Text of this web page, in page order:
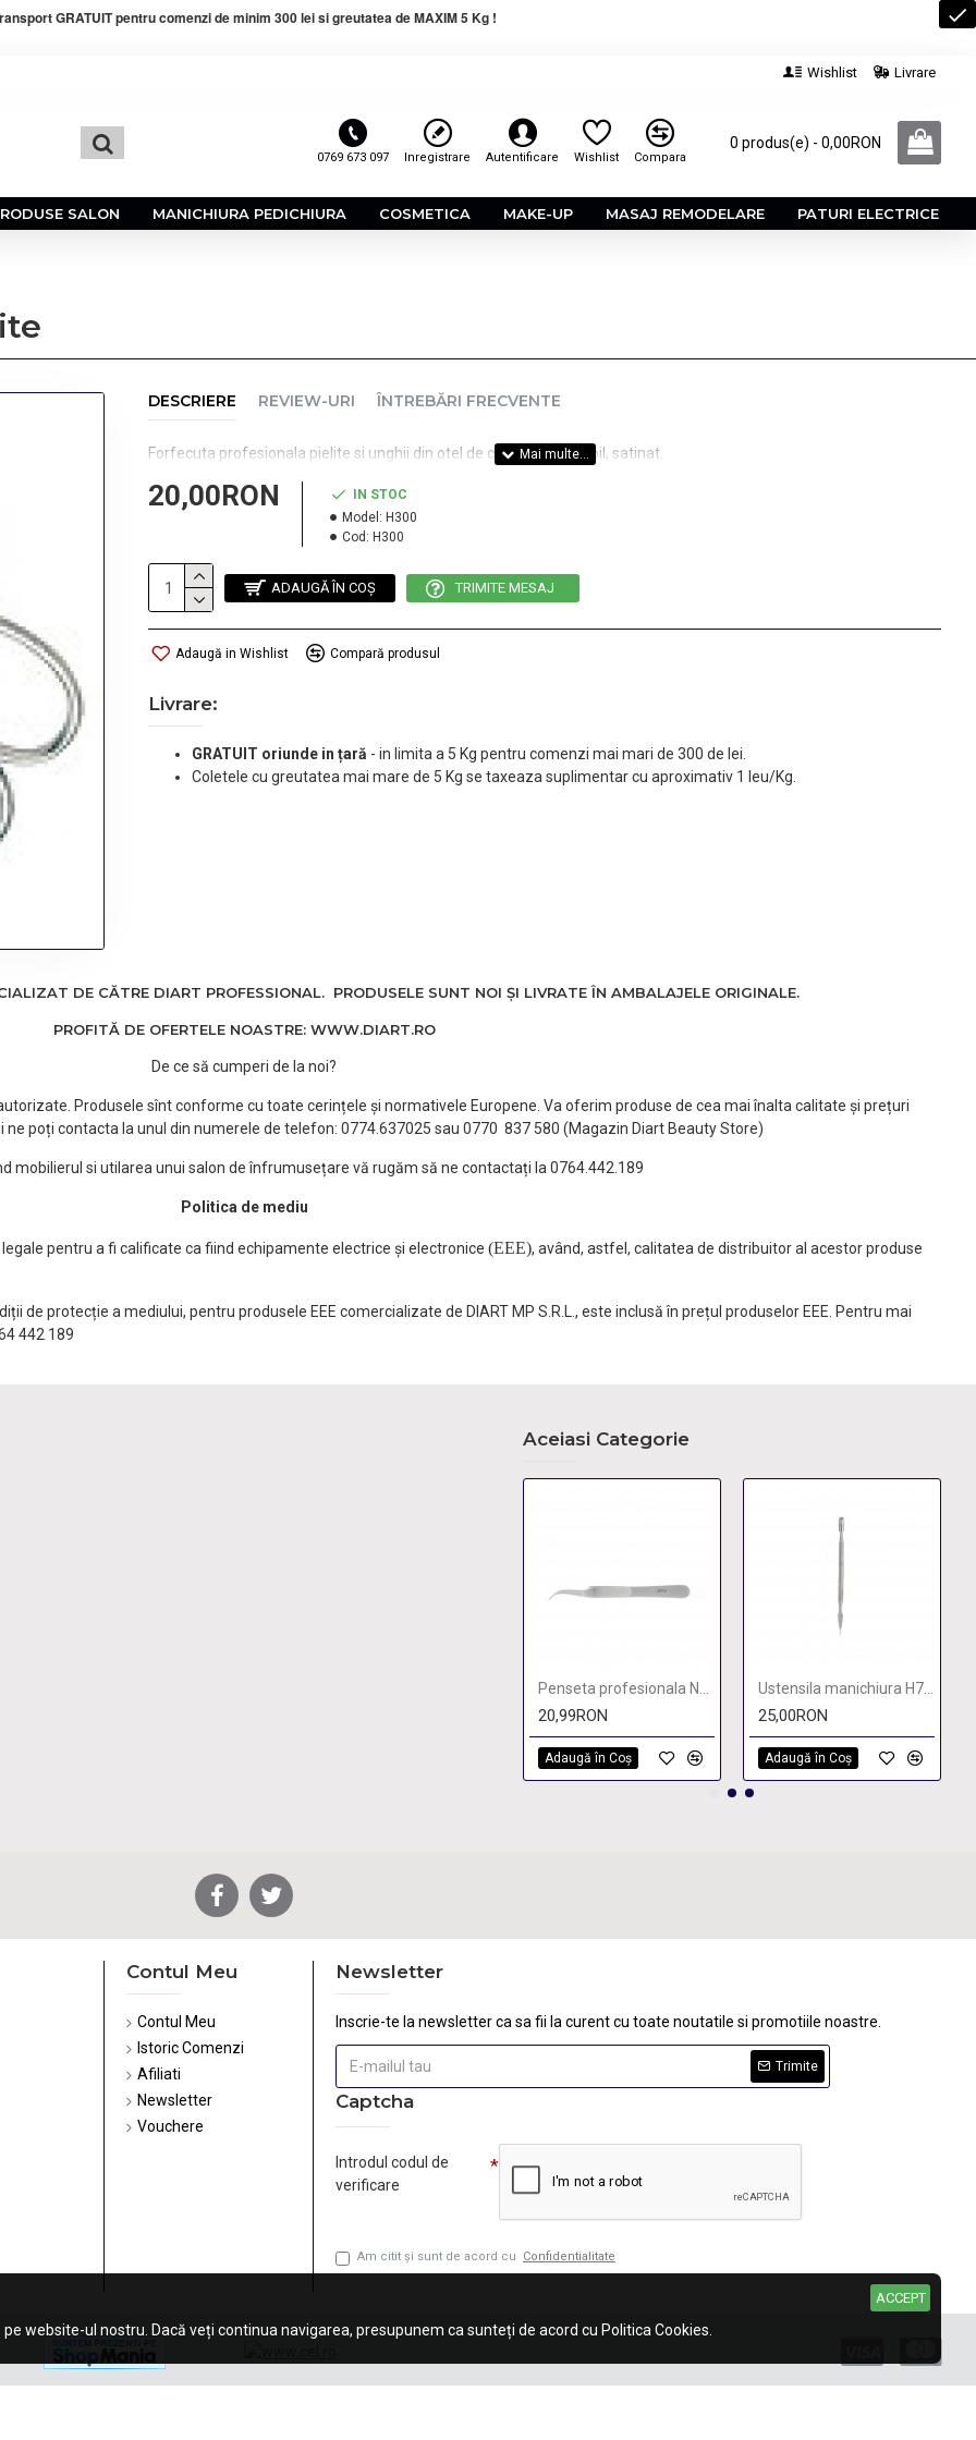
GRATUIT pentru comenzi de minim 300 lei si greutatea de MAXIM 5 Kg !
Wishlist Livrare
0769 673 097 Inregistrare Autentificare Wishlist Compara
0 produs(e) - 0,00RON
SALON MANICHIURA PEDICHIURA COSMETICA MAKE-UP MASAJ REMODELARE PATURI ELECTRICE
DESCRIERE REVIEW-URI ÎNTREBĂRI FRECVENTE
Forfecuta profesionala pielite si unghii din otel de calitate inoxidabil, satinat.
20,00RON
IN STOC
Model: H300
Cod: H300
ADAUGĂ ÎN COŞ TRIMITE MESAJ
Adaugă in Wishlist Compară produsul
Livrare:
GRATUIT oriunde in țară - in limita a 5 Kg pentru comenzi mai mari de 300 de lei.
Coletele cu greutatea mai mare de 5 Kg se taxeaza suplimentar cu aproximativ 1 leu/Kg.
DE CĂTRE DIART PROFESSIONAL. PRODUSELE SUNT NOI ȘI LIVRATE ÎN AMBALAJELE ORIGINALE.
PROFITĂ DE OFERTELE NOASTRE: WWW.DIART.RO
De ce să cumperi de la noi?
Produsele sînt conforme cu toate cerințele și normativele Europene. Va oferim produse de cea mai înalta calitate și prețuri
poți contacta la unul din numerele de telefon: 0774.637025 sau 0770 837 580 (Magazin Diart Beauty Store)
mobilierul si utilarea unui salon de înfrumusețare vă rugăm să ne contactați la 0764.442.189
Politica de mediu
pentru a fi calificate ca fiind echipamente electrice și electronice (EEE), având, astfel, calitatea de distribuitor al acestor produse
de protecție a mediului, pentru produsele EEE comercializate de DIART MP S.R.L., este inclusă în prețul produselor EEE. Pentru mai
442 189
Aceiasi Categorie
20,99RON
Adaugă în Coş
25,00RON
Adaugă în Coş
Contul Meu
Contul Meu
Istoric Comenzi
Afiliati
Newsletter
Vouchere
Newsletter
Inscrie-te la newsletter ca sa fii la curent cu toate noutatile si promotiile noastre.
Trimite
Captcha
Introdul codul de
verificare
Am citit şi sunt de acord cu Confidentialitate
ACCEPT
website-ul nostru. Dacă veți continua navigarea, presupunem ca sunteți de acord cu Politica Cookies.